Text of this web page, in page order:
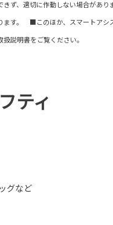
きず、適切に作動しない場合があ
ます。 ■このほか、スマートアシ
説明書をご覧ください。
ティ
グなど